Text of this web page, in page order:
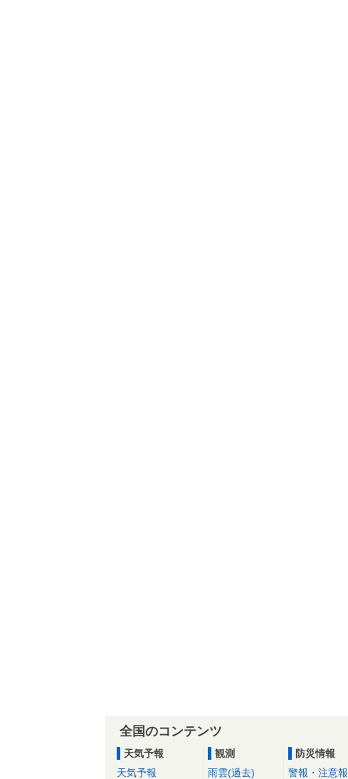
全国のコンテンツ
天気予報
天気予報
観測
雨雲(過去)
防災情報
警報・注意報